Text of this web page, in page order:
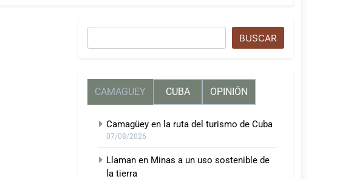
BUSCAR
CAMAGUEY CUBA OPINIÓN
Camagüey en la ruta del turismo de Cuba
07/08/2026
Llaman en Minas a un uso sostenible de
la tierra